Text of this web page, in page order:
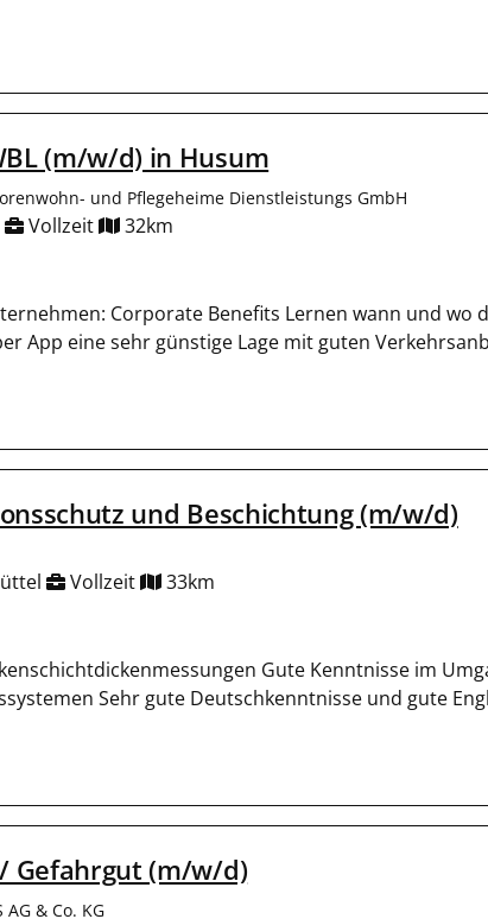
(m/w/d) in Husum
und Pflegeheime Dienstleistungs GmbH
Vollzeit 32km
Corporate Benefits Lernen wann und wo
App eine sehr günstige Lage mit guten
und Beschichtung (m/w/d)
Vollzeit 33km
Gute Kenntnisse im
Sehr gute Deutschkenntnisse und gute
Gefahrgut (m/w/d)
AG & Co. KG